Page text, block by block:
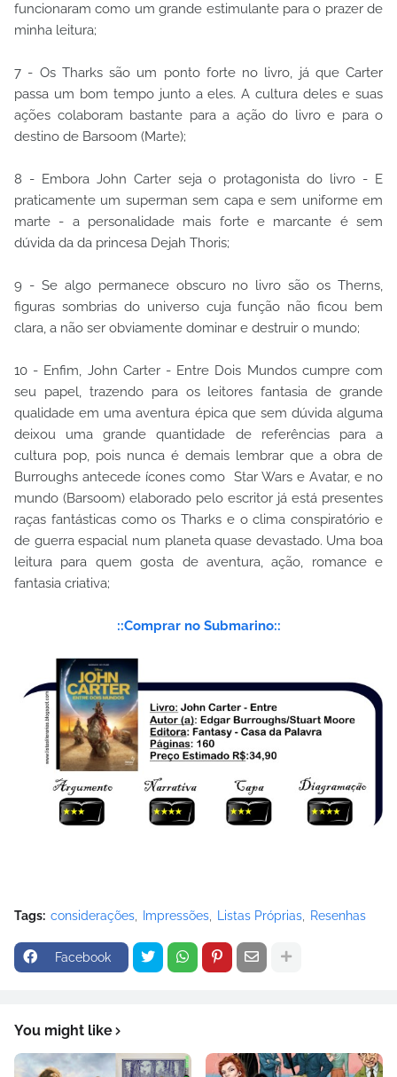
funcionaram como um grande estimulante para o prazer de
minha leitura;
7 - Os Tharks são um ponto forte no livro, já que Carter
passa um bom tempo junto a eles. A cultura deles e suas
ações colaboram bastante para a ação do livro e para o
destino de Barsoom (Marte);
8 - Embora John Carter seja o protagonista do livro - E
praticamente um superman sem capa e sem uniforme em
marte - a personalidade mais forte e marcante é sem
dúvida da da princesa Dejah Thoris;
9 - Se algo permanece obscuro no livro são os Therns,
figuras sombrias do universo cuja função não ficou bem
clara, a não ser obviamente dominar e destruir o mundo;
10 - Enfim, John Carter - Entre Dois Mundos cumpre com
seu papel, trazendo para os leitores fantasia de grande
qualidade em uma aventura épica que sem dúvida alguma
deixou uma grande quantidade de referências para a
cultura pop, pois nunca é demais lembrar que a obra de
Burroughs antecede ícones como Star Wars e Avatar, e no
mundo (Barsoom) elaborado pelo escritor já está presentes
raças fantásticas como os Tharks e o clima conspiratório e
de guerra espacial num planeta quase devastado. Uma boa
leitura para quem gosta de aventura, ação, romance e
fantasia criativa;
::Comprar no Submarino::
Tags: considerações Impressões Listas Próprias Resenhas
Facebook
You might like